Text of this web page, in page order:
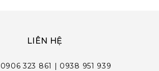
LIÊN HỆ
0906 323 861 | 0938 951 939